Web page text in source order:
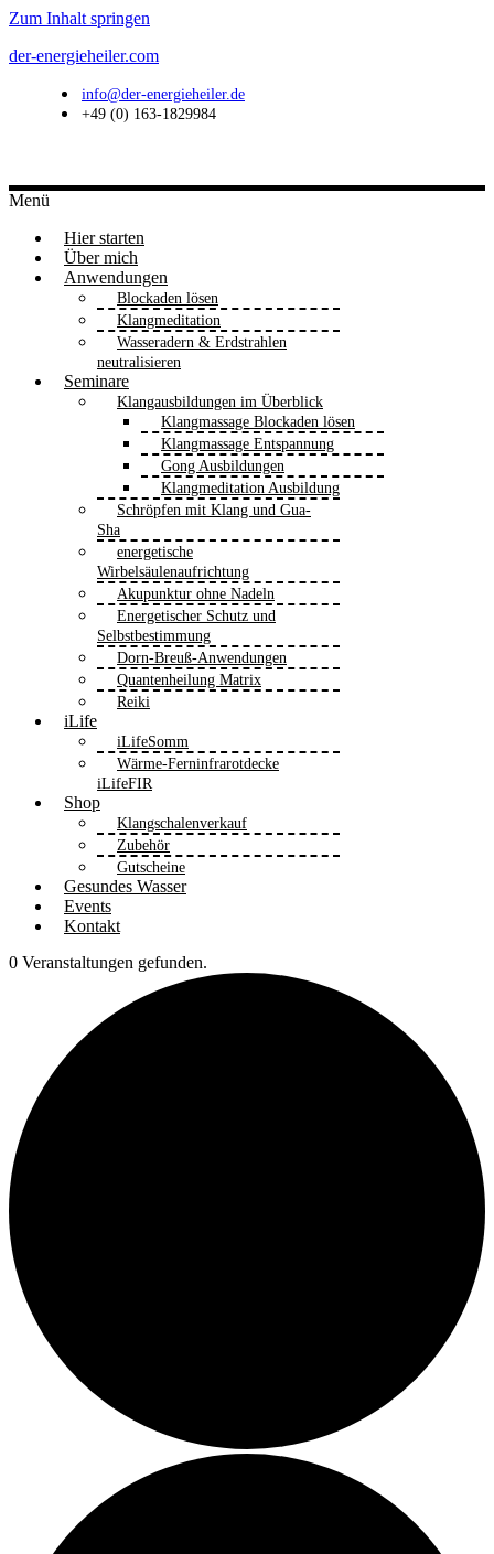
Zum Inhalt springen
der-energieheiler.com
info@der-energieheiler.de
+49 (0) 163-1829984
Menü
Hier starten
Über mich
Anwendungen
Blockaden lösen
Klangmeditation
Wasseradern & Erdstrahlen
neutralisieren
Seminare
Klangausbildungen im Überblick
Klangmassage Blockaden lösen
Klangmassage Entspannung
Gong Ausbildungen
Klangmeditation Ausbildung
Schröpfen mit Klang und Gua-
Sha
energetische
Wirbelsäulenaufrichtung
Akupunktur ohne Nadeln
Energetischer Schutz und
Selbstbestimmung
Dorn-Breuß-Anwendungen
Quantenheilung Matrix
Reiki
iLife
iLifeSomm
Wärme-Ferninfrarotdecke
iLifeFIR
Shop
Klangschalenverkauf
Zubehör
Gutscheine
Gesundes Wasser
Events
Kontakt
0 Veranstaltungen gefunden.